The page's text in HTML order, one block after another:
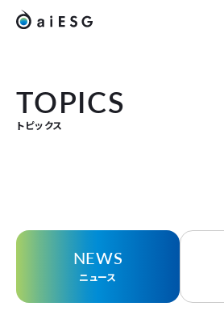
TOPICS
トピックス
NEWS
ニュース